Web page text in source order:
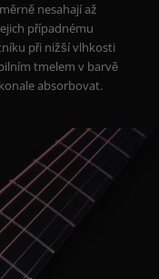
nesahají až
případnému
při nižší vlhkosti
tmelem v barvě
absorbovat.